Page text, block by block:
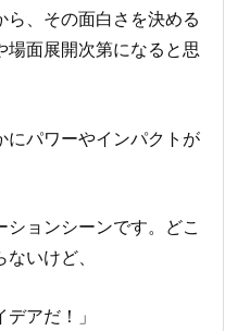
、その面白さを決める
場面展開次第になると思
にパワーやインパクトが
ョンシーンです。どこ
いけど、
アだ！」